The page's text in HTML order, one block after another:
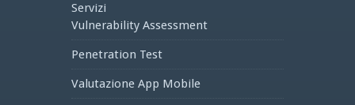
Servizi
Vulnerability Assessment
Penetration Test
Valutazione App Mobile